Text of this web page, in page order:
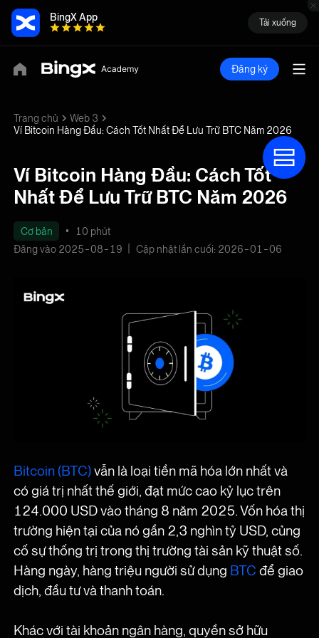
BingX App Tải xuống
Đăng ký
Trang chủ
Web 3
Ví Bitcoin Hàng Đầu: Cách Tốt Nhất Để Lưu Trữ BTC Năm 2026
Ví Bitcoin Hàng Đầu: Cách Tốt
Nhất Để Lưu Trữ BTC Năm 2026
Cơ bản
10 phút
Đăng vào 2025-08-19
Cập nhật lần cuối: 2026-01-06
Bitcoin (BTC)vẫn là loại tiền mã hóa lớn nhất và
có giá trị nhất thế giới, đạt mức cao kỷ lục trên
124.000 USD vào tháng 8 năm 2025. Vốn hóa thị
trường hiện tại của nó gần 2,3 nghìn tỷ USD, củng
cố sự thống trị trong thị trường tài sản kỹ thuật số.
Hàng ngày, hàng triệu người sử dụng BTC để giao
dịch, đầu tư và thanh toán.
Khác với tài khoản ngân hàng, quyền sở hữu